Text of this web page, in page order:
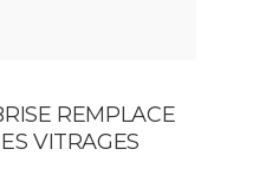
REMPLACE
VITRAGES